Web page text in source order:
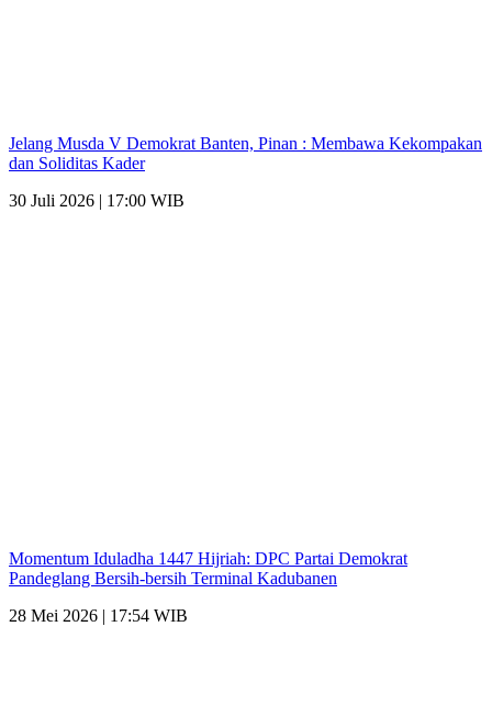
Jelang Musda V Demokrat Banten, Pinan : Membawa Kekompakan
dan Soliditas Kader
30 Juli 2026 | 17:00 WIB
Momentum Iduladha 1447 Hijriah: DPC Partai Demokrat
Pandeglang Bersih-bersih Terminal Kadubanen
28 Mei 2026 | 17:54 WIB